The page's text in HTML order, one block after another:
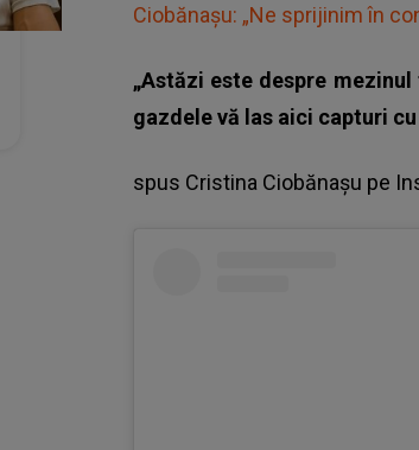
Ciobănașu: „Ne sprijinim în
„Astăzi este despre
gazdele vă las aici capturi
spus Cristina Ciobănașu pe